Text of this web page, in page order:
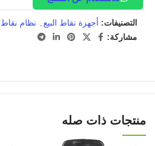
التصنيفات: أجهزة نقاط البيع
نظام نقاط
مشاركة:
منتجات ذات صله